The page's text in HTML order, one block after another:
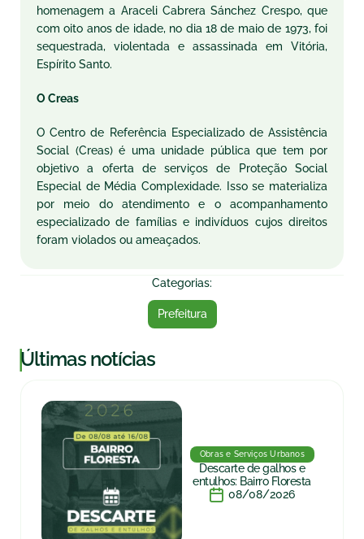
homenagem a Araceli Cabrera Sánchez Crespo, que
com oito anos de idade, no dia 18 de maio de 1973, foi
sequestrada, violentada e assassinada em Vitória,
Espírito Santo.
O Creas
O Centro de Referência Especializado de Assistência
Social (Creas) é uma unidade pública que tem por
objetivo a oferta de serviços de Proteção Social
Especial de Média Complexidade. Isso se materializa
por meio do atendimento e o acompanhamento
especializado de famílias e indivíduos cujos direitos
foram violados ou ameaçados.
Categorias:
Prefeitura
|Últimas notícias
Obras e Serviços Urbanos
Descarte de galhos e
entulhos: Bairro Floresta
08/08/2026